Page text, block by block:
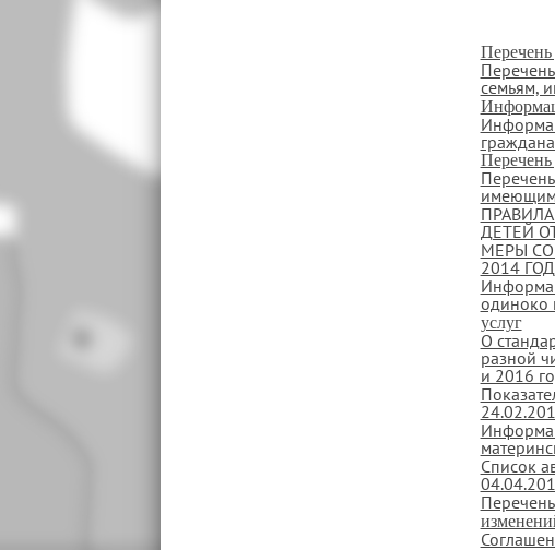
семьям,
имеющим
ДЕТЕЙ
МЕРЫ
2014 ГОД
одиноко
услуг
О
разной
и 2016
Список